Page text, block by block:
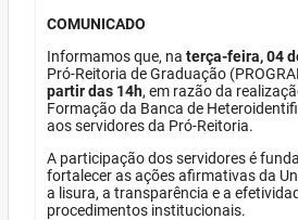
COMUNICADO
Informamos que, na terça-feira, 04
Pró-Reitoria de Graduação
partir das 14h, em razão da
Formação da Banca de
aos servidores da Pró-Reitoria.
A participação dos servidores é
fortalecer as ações afirmativas da
a lisura, a transparência e a
procedimentos institucionais.